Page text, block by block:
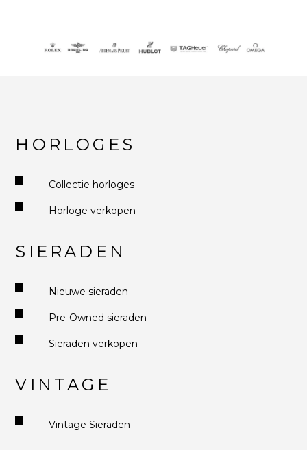
HORLOGES
Collectie horloges
Horloge verkopen
SIERADEN
Nieuwe sieraden
Pre-Owned sieraden
Sieraden verkopen
VINTAGE
Vintage Sieraden